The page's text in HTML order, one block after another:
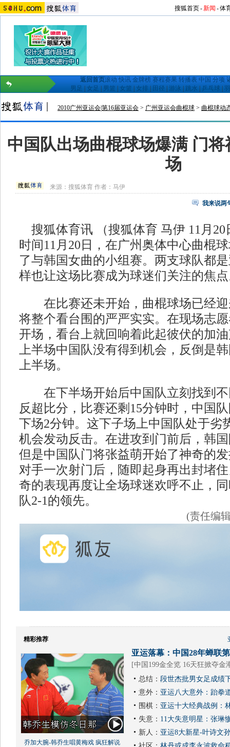
搜狐首页-新闻 -体
返回首页滚动 快讯 金牌榜 赛程赛果 转播表 中国 分项
男足
女足 男篮 女篮 女排 田径 游泳 跳水 乒乓球
2010广州亚运会|第16届亚运会 > 广州亚运会曲棍球 > 曲棍球动
中国队出场曲棍球场爆满 门
场
来源：搜狐体育 作者：马伊
我来说两
搜狐体育讯 （搜狐体育 马伊 11月20
时间11月20日，在广州奥体中心曲棍
了与韩国女曲的小组赛。两支球队都
样也让这场比赛成为球迷们关注的焦
在比赛还未开始，曲棍球场已经迎
将整个看台围的严严实实。在现场志
开场，看台上就回响着此起彼伏的加
上半场中国队没有得到机会，反倒是
上半场。
在下半场开始后中国队立刻找到不
反超比分，比赛还剩15分钟时，中国
下场2分钟。这下子场上中国队处于劣
机会发动反击。在进攻到门前后，韩
但是中国队门将张益萌开始了神奇的
对手一次射门后，随即起身再出封堵
奇的表现再度让全场球迷欢呼不止，
队2-1的领先。
(责任编
精彩推荐
乔加大腕-韩乔生唱黄梅戏 疯狂解说
亚运落幕：中国28年蝉联
[中国199金全览 16天狂掀夺金
总结： 段世杰批男女足成绩
意外： 亚运八大意外：跆拳
围棋： 亚运十大经典战例：
失意： 11大失意明星：张琳
新人： 亚运8大新星-叶诗文